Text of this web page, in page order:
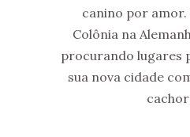
canino por amor.
Colônia na
procurando lugares
sua nova cidade